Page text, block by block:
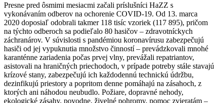
Presne pred ôsmimi mesiacmi začali príslušníci HaZZ s
vykonávaním odberov na ochorenie COVID-19. Od 13. marca
2020 doposiaľ odobrali takmer 118 tisíc vzoriek (117 895), pričom
na týchto odberoch sa podieľalo 80 hasičov – zdravotníckych
záchranárov. V súvislosti s pandémiou koronavírusu zabezpečujú
hasiči od jej vypuknutia množstvo činností – prevádzkovali mnohé
karanténne zariadenia počas prvej vlny, prevážali repatriantov,
asistovali na hraničných priechodoch, v prípade potreby stále stavajú
krízové stany, zabezpečujú ich každodennú technickú údržbu,
dezinfikujú priestory a popritom denne pomáhajú na zásahoch, z
ktorých ani náhodou neubudlo. Požiare, dopravné nehody,
ekologické zásahy, povodne, živelné pohromy, pomoc zvieratám –